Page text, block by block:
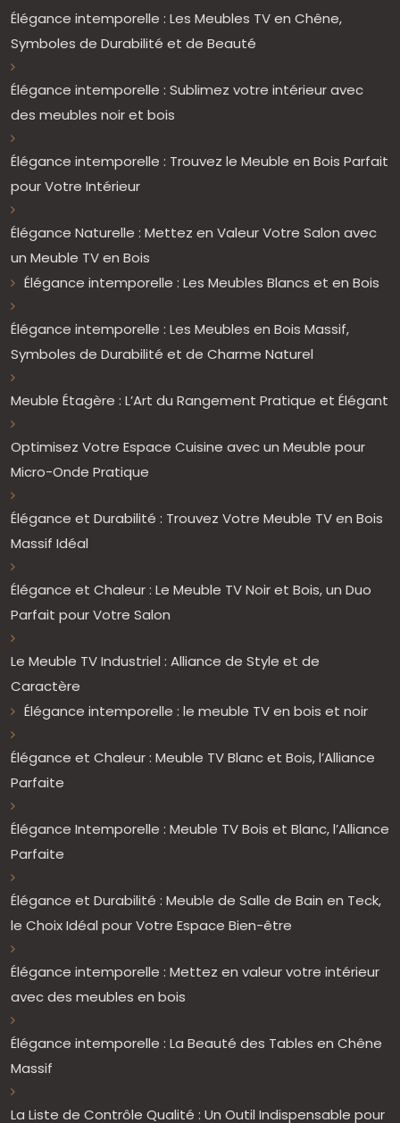
Élégance intemporelle : Les Meubles TV en Chêne,
Symboles de Durabilité et de Beauté
Élégance intemporelle : Sublimez votre intérieur avec
des meubles noir et bois
Élégance intemporelle : Trouvez le Meuble en Bois Parfait
pour Votre Intérieur
Élégance Naturelle : Mettez en Valeur Votre Salon avec
un Meuble TV en Bois
Élégance intemporelle : Les Meubles Blancs et en Bois
Élégance intemporelle : Les Meubles en Bois Massif,
Symboles de Durabilité et de Charme Naturel
Meuble Étagère : L’Art du Rangement Pratique et Élégant
Optimisez Votre Espace Cuisine avec un Meuble pour
Micro-Onde Pratique
Élégance et Durabilité : Trouvez Votre Meuble TV en Bois
Massif Idéal
Élégance et Chaleur : Le Meuble TV Noir et Bois, un Duo
Parfait pour Votre Salon
Le Meuble TV Industriel : Alliance de Style et de
Caractère
Élégance intemporelle : le meuble TV en bois et noir
Élégance et Chaleur : Meuble TV Blanc et Bois, l’Alliance
Parfaite
Élégance Intemporelle : Meuble TV Bois et Blanc, l’Alliance
Parfaite
Élégance et Durabilité : Meuble de Salle de Bain en Teck,
le Choix Idéal pour Votre Espace Bien-être
Élégance intemporelle : Mettez en valeur votre intérieur
avec des meubles en bois
Élégance intemporelle : La Beauté des Tables en Chêne
Massif
La Liste de Contrôle Qualité : Un Outil Indispensable pour